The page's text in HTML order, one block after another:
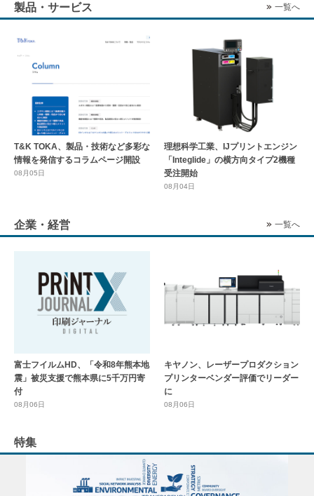
製品・サービス 一覧へ
T&K TOKA、製品・技術など多彩な
情報を発信するコラムページ開設
08月05日
理想科学工業、IJプリントエンジン
「Integlide」の横方向タイプ2機種
受注開始
08月04日
企業・経営 一覧へ
富士フイルムHD、「令和8年熊本地
震」被災支援で熊本県に5千万円寄
付
08月06日
キヤノン、レーザープロダクション
プリンターベンダー評価でリーダー
に
08月06日
特集